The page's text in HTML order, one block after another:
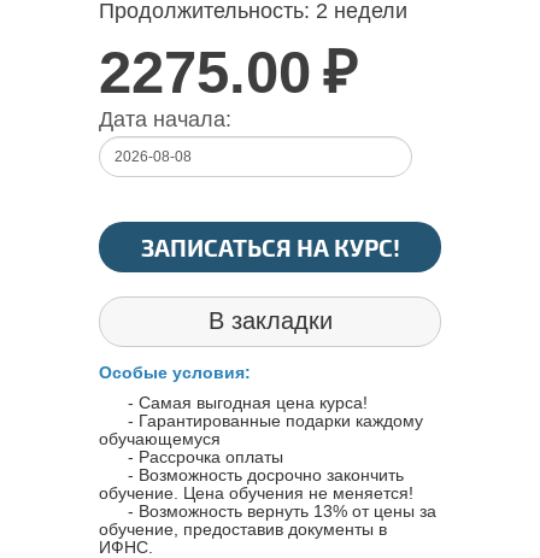
Продолжительность: 2 недели
2275.00 ₽
Дата начала:
ЗАПИСАТЬСЯ НА КУРС!
В закладки
Особые условия:
- Самая выгодная цена курса!
- Гарантированные подарки каждому
обучающемуся
- Рассрочка оплаты
- Возможность досрочно закончить
обучение. Цена обучения не меняется!
- Возможность вернуть 13% от цены за
обучение, предоставив документы в
ИФНС.